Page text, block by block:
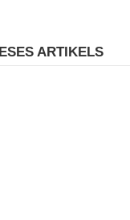
ARTIKELS